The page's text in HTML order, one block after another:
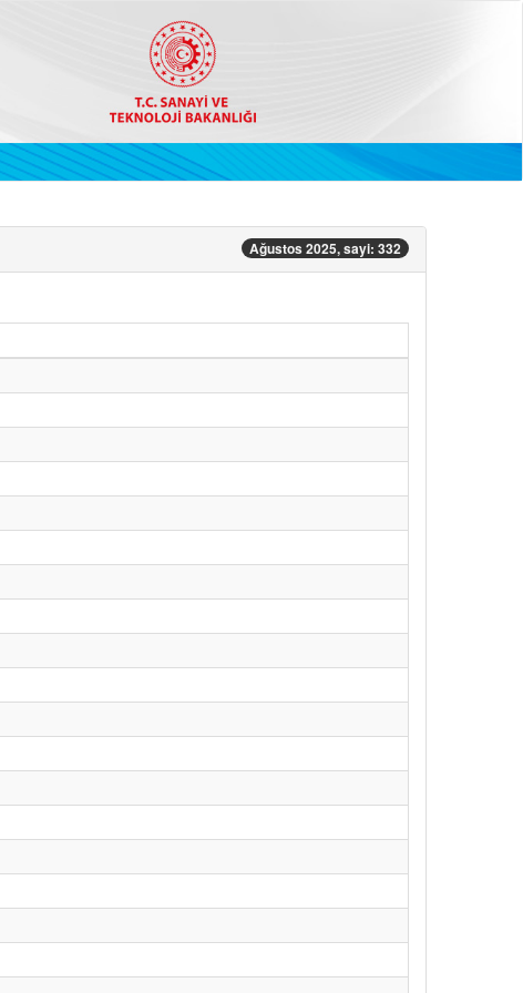
Ağustos 2025, sayi: 332